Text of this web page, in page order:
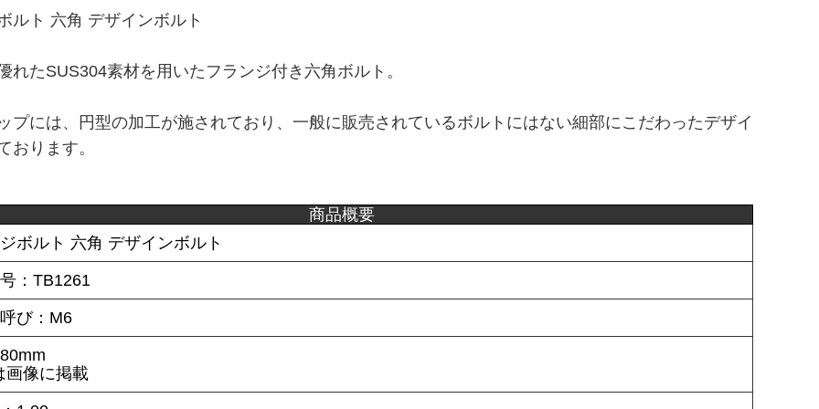
ルト 六角 デザインボルト
れたSUS304素材を用いたフランジ付き六角ボルト。
プには、円型の加工が施されており、一般に販売されているボルトにはない細部にこだわったデザイ
おります。
商品概要
ボルト 六角 デザインボルト
：TB1261
び：M6
像に掲載